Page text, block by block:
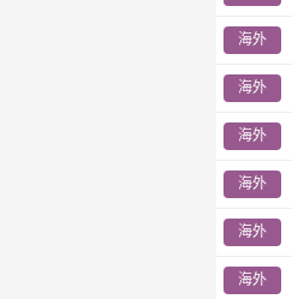
海外
海外
海外
海外
海外
海外